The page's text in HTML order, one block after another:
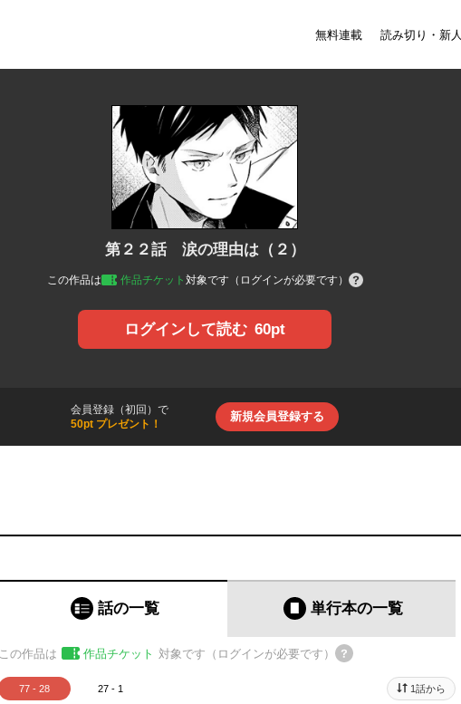
無料連載 読み切り・新人
第２２話 涙の理由は（２）
この作品は 作品チケット 対象です（ログインが必要です）
ログインして読む 60pt
会員登録（初回）で
50pt プレゼント！
新規会員登録する
話の一覧 単行本の一覧
この作品は 作品チケット 対象です（ログインが必要です）
77 - 28 27 - 1 1話から